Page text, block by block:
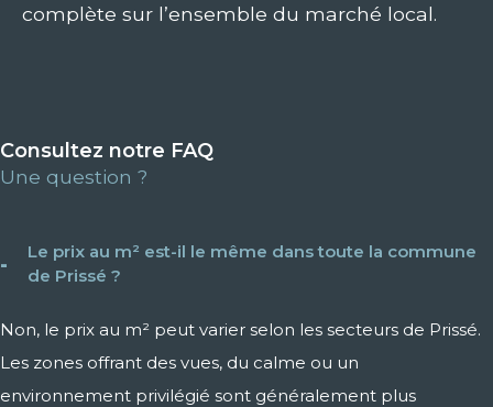
complète sur l’ensemble du marché local.
Consultez notre FAQ
Une question ?
Le prix au m² est-il le même dans toute la commune
de Prissé ?
Non, le prix au m² peut varier selon les secteurs de Prissé.
Les zones offrant des vues, du calme ou un
environnement privilégié sont généralement plus